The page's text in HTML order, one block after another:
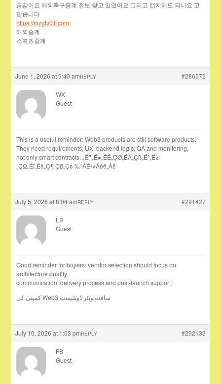
공감이요 해외축구중계 정보 찾고 있었어요 그리고 캡처해도 되나요 고
맙습니다
https://mzgtv01.com
해외중계
스포츠중계
June 1, 2026 at 9:40 am #286572
REPLY
WX
Guest
This is a useful reminder: Web3 products are still software products.
They need requirements, UX, backend logic, QA and monitoring,
not only smart contracts. „Éñ„É≠„ÉÉ„ÇØ„ÉÅ„Çß„Éº„É≥
„ÇΩ„Éï„Éà„Ç¶„Çß„Ç¢ ‰ºÅÊ•≠Âêë„Åë
July 5, 2026 at 8:04 am #291427
REPLY
LS
Guest
Good reminder for buyers: vendor selection should focus on
architecture quality,
communication, delivery process and post-launch support.
کمپنی کی Web3 سافٹ ویئر ڈویلپمنٹ
July 10, 2026 at 1:03 pm #292133
REPLY
FB
Guest